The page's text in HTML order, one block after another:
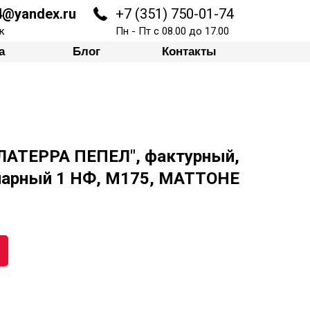
Пн - Пт с 08.00 до 17.00
+7 (351) 750-01-74
Блог Контакты
Контакты
ПЕПЕЛ", фактурный,
1 НФ, М175, МАТТОНЕ